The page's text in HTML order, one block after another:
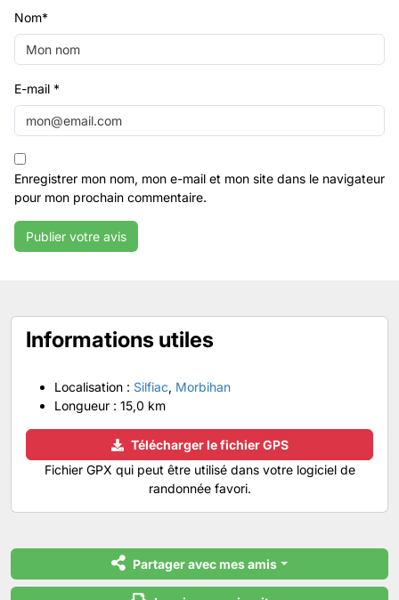
Nom*
E-mail *
Enregistrer mon nom, mon e-mail et mon site dans le navigateur
pour mon prochain commentaire.
Informations utiles
Localisation : Silfiac, Morbihan
Longueur : 15,0 km
Télécharger le fichier GPS
Fichier GPX qui peut être utilisé dans votre logiciel de
randonnée favori.
Partager avec mes amis